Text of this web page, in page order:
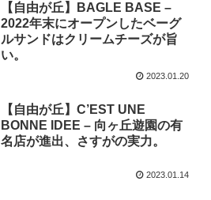
【自由が丘】BAGLE BASE –
2022年末にオープンしたベーグ
ルサンドはクリームチーズが旨
い。
2023.01.20
【自由が丘】C’EST UNE
BONNE IDEE – 向ヶ丘遊園の有
名店が進出、さすがの実力。
2023.01.14